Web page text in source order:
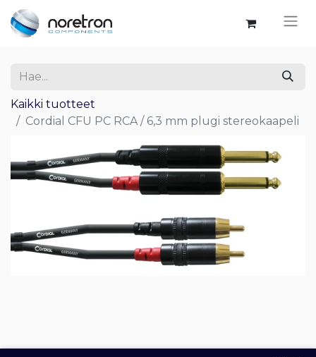
Kaikki tuotteet
Cordial CFU PC RCA / 6,3 mm plugi stereokaapeli